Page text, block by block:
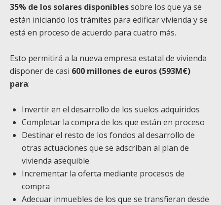
35% de los solares disponiblessobre los que ya se
están iniciando los trámites para edificar vivienda y se
está en proceso de acuerdo para cuatro más.
Esto permitirá a la nueva empresa estatal de vivienda
disponer de casi 600 millones de euros (593M€)
para:
Invertir en el desarrollo de los suelos adquiridos
Completar la compra de los que están en proceso
Destinar el resto de los fondos al desarrollo de
otras actuaciones que se adscriban al plan de
vivienda asequible
Incrementar la oferta mediante procesos de
compra
Adecuar inmuebles de los que se transfieran desde